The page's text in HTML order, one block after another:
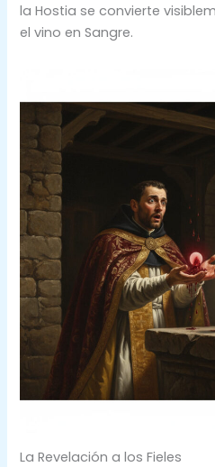
la Hostia se convierte
el vino en Sangre.
La Revelación a los Fieles